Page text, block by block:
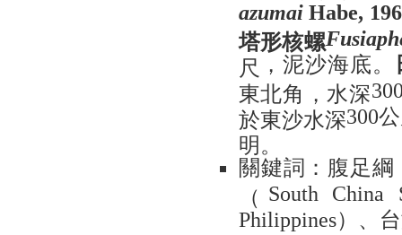
azumaiHabe,
塔形核螺
尺 ，泥沙海底。
東北角，水深
於東沙水深300
明。
關鍵詞：腹足綱
（ South China
Philippines）、